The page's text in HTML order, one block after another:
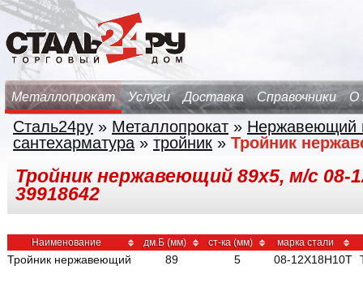
Металлопрокат Услуги Доставка Справочники О
Сталь24ру » Металлопрокат » Нержавеющий
сантехарматура » тройник » Тройник
Тройник нержавеющий 89х5, м/с 08-
39918642
Наименование дм.Б (мм) ст-ка (мм) марка стали
Тройник нержавеющий 89 5 08-12Х18Н10Т